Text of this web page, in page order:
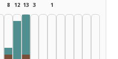
8
Szerkesztő, 1975–1979: 1
12 13 3 1